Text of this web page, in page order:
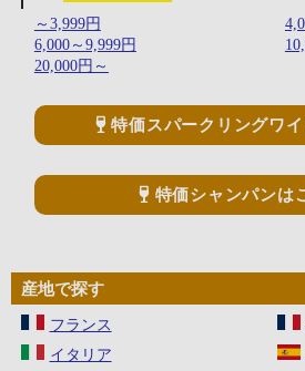
～3,999円
6,000～9,999円
20,000円～
特価スパークリングワ
特価シャンパンは
産地で探す
フランス
イタリア